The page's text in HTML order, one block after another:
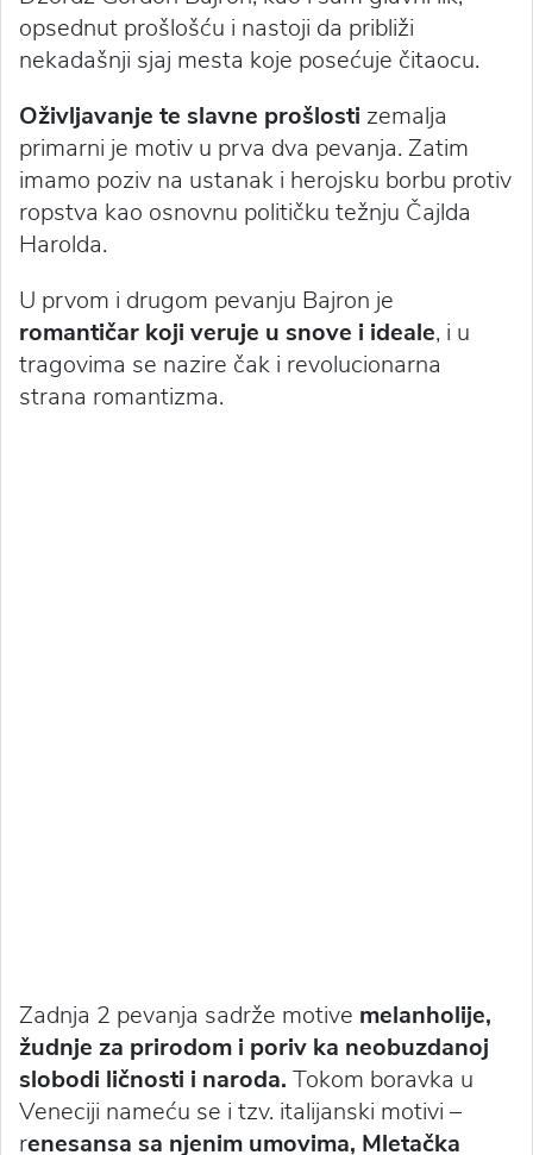
opsednut prošlošću i nastoji da približi
nekadašnji sjaj mesta koje posećuje čitaocu.
Oživljavanje te slavne prošlosti zemalja
primarni je motiv u prva dva pevanja. Zatim
imamo poziv na ustanak i herojsku borbu protiv
ropstva kao osnovnu političku težnju Čajlda
Harolda.
U prvom i drugom pevanju Bajron je
romantičar koji veruje u snove i ideale, i u
tragovima se nazire čak i revolucionarna
strana romantizma.
Zadnja 2 pevanja sadrže motive melanholije,
žudnje za prirodom i poriv ka neobuzdanoj
slobodi ličnosti i naroda. Tokom boravka u
Veneciji nameću se i tzv. italijanski motivi –
renesansa sa njenim umovima, Mletačka